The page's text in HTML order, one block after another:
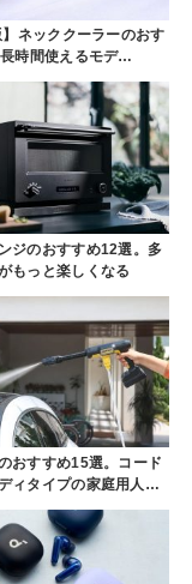
】ネッククーラーのおす
時間使えるモデ…
ジのおすすめ12選。多
もっと楽しくなる
おすすめ15選。コード
ィタイプの家庭用人…